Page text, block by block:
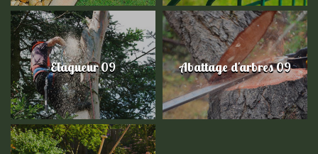
Elagueur 09 Abattage d'arbres 09